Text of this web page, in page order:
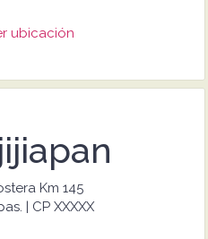
ubicación
Km 145
| CP XXXXX